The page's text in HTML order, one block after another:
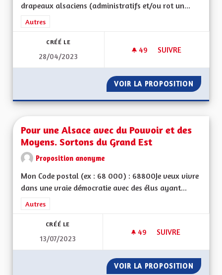
drapeaux alsaciens (administratifs et/ou rot un...
Filtrer les résultats de la catégorie : Autres
Autres
CRÉÉ LE
28/04/2023
49 49 ABONNÉS
SUIVRE
VOIR LA PROPOSITION
Pour une Alsace avec du Pouvoir et des
Moyens. Sortons du Grand Est
Proposition anonyme
Mon Code postal (ex : 68 000) : 68800Je veux vivre
dans une vraie démocratie avec des élus ayant...
Filtrer les résultats de la catégorie : Autres
Autres
CRÉÉ LE
13/07/2023
49 49 ABONNÉS
SUIVRE
VOIR LA PROPOSITION POUR